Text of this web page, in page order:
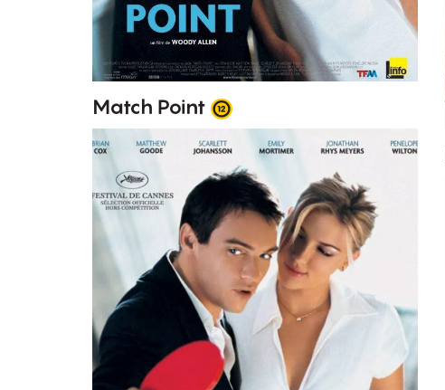
Match Point